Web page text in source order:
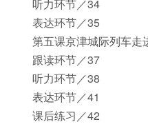
听力环节／34
表达环节／35
第五课京津城际列车走
跟读环节／37
听力环节／38
表达环节／41
课后练习／42